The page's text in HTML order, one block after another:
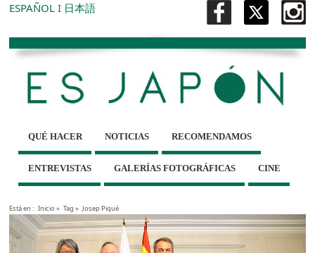
ESPAÑOL I 日本語
QUÉ HACER NOTICIAS RECOMENDAMOS
ENTREVISTAS GALERÍAS FOTOGRÁFICAS CINE
Está en : Inicio» Tag » Josep Piqué